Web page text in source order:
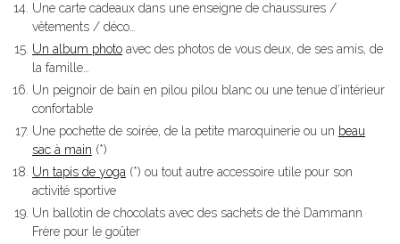
Une carte cadeaux dans une enseigne de chaussures /
vêtements / déco…
Un album photo avec des photos de vous deux, de ses amis, de
la famille…
Un peignoir de bain en pilou pilou blanc ou une tenue d’intérieur
confortable
Une pochette de soirée, de la petite maroquinerie ou un beau
sac à main (*)
Un tapis de yoga (*) ou tout autre accessoire utile pour son
activité sportive
Un ballotin de chocolats avec des sachets de thé Dammann
Frère pour le goûter